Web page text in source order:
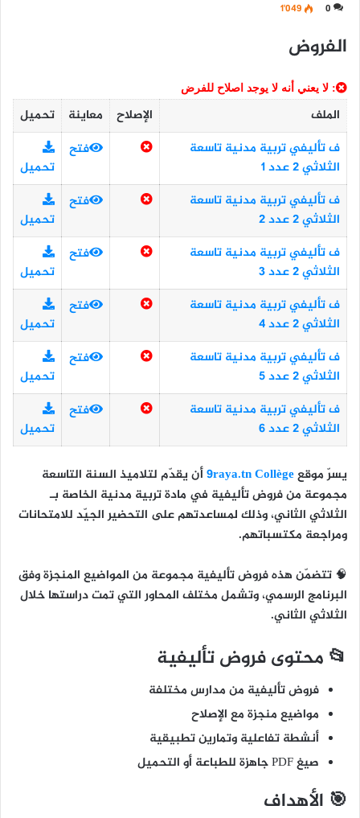
0 1٬049
الفروض
: لا يعني أنه لا يوجد اصلاح للفرض
الملف الإصلاح معاينة
تحميل
ف تأليفي تربية مدنية تاسعة
الثلاثي 2 عدد 1
فتح
تحميل
ف تأليفي تربية مدنية تاسعة
الثلاثي 2 عدد 2
فتح
تحميل
ف تأليفي تربية مدنية تاسعة
الثلاثي 2 عدد 3
فتح
تحميل
ف تأليفي تربية مدنية تاسعة
الثلاثي 2 عدد 4
فتح
تحميل
ف تأليفي تربية مدنية تاسعة
الثلاثي 2 عدد 5
فتح
تحميل
ف تأليفي تربية مدنية تاسعة
الثلاثي 2 عدد 6
فتح
تحميل
يسرّ موقع9raya.tn Collègeأن يقدّم لتلاميذ السنة التاسعة
مجموعة منفروض تأليفية في مادة تربية مدنية الخاصة بـ
الثلاثي الثاني، وذلك لمساعدتهم على التحضير الجيّد للامتحانات
ومراجعة مكتسباتهم.
🧠 تتضمّن هذه فروض تأليفية مجموعة من المواضيع المنجزة وفق
البرنامج الرسمي، وتشمل مختلف المحاور التي تمت دراستها خلال
الثلاثي الثاني.
📂 محتوى فروض تأليفية
فروض تأليفية من مدارس مختلفة
مواضيع منجزة مع الإصلاح
أنشطة تفاعلية وتمارين تطبيقية
صيغ PDF جاهزة للطباعة أو التحميل
🎯 الأهداف